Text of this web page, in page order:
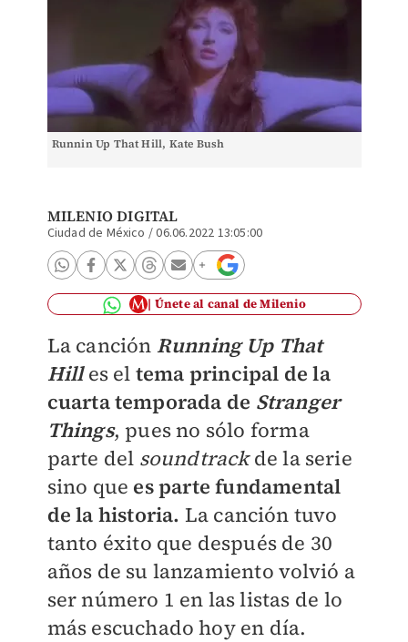
Runnin Up That Hill, Kate Bush
MILENIO DIGITAL
Ciudad de México /06.06.2022 13:05:00
Únete al canal de Milenio
La canción Running Up That
Hilles el tema principal de la
cuarta temporada de Stranger
Things, pues no sólo forma
parte del soundtrackde la serie
sino que es parte fundamental
de la historia. La canción tuvo
tanto éxito que después de 30
años de su lanzamiento volvió a
ser número 1 en las listas de lo
más escuchado hoy en día.